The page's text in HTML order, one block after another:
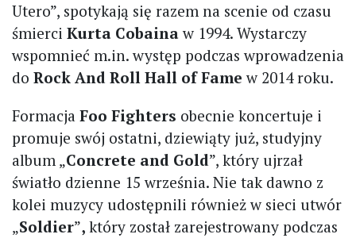
Utero”, spotykają się razem na scenie od czasu
śmierci Kurta Cobainaw 1994. Wystarczy
wspomnieć m.in. występ podczas wprowadzenia
do Rock And Roll Hall of Fame w 2014 roku.
Formacja Foo Fighters obecnie koncertuje i
promuje swój ostatni, dziewiąty już, studyjny
album „Concrete and Gold”, który ujrzał
światło dzienne 15 września. Nie tak dawno z
kolei muzycy udostępnili również w sieci utwór
„Soldier”, który został zarejestrowany podczas